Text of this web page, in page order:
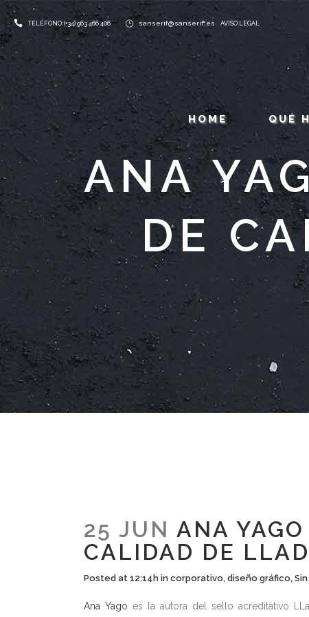
TELÉFONO: (+34) 963 466 406 sanserif@sanserif.es AVISO LEGAL
HOME QUÉ
ANA
DE
25 JUN ANA
CALIDAD DE
Posted at 12:14h in corporativo, diseño gráfico,
Ana Yago es la autora del sello acreditativo